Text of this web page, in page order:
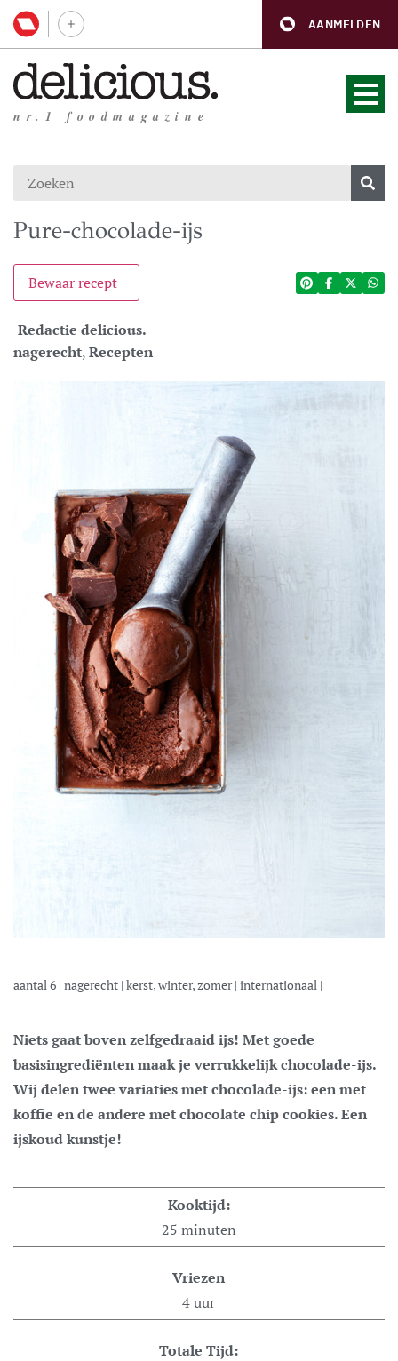
AANMELDEN
nr.1 foodmagazine
Pure-chocolade-ijs
Bewaar recept
Redactie delicious.
nagerecht,Recepten
aantal 6 | nagerecht | kerst, winter, zomer| internationaal |
Niets gaat boven zelfgedraaid ijs! Met goede
basisingrediënten maak je verrukkelijk chocolade-ijs.
Wij delen twee variaties met chocolade-ijs: een met
koffie en de andere met chocolate chip cookies. Een
ijskoud kunstje!
Kooktijd:
25 minuten
Vriezen
4 uur
Totale Tijd: